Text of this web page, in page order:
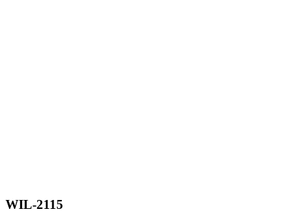
WIL-2115